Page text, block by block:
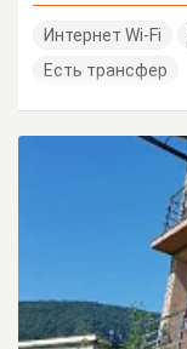
Интернет Wi-Fi
Есть трансфер